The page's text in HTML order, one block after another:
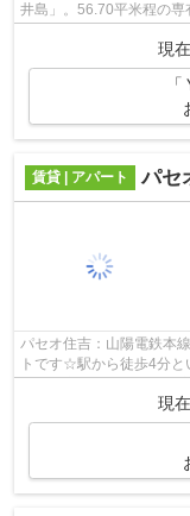
井島」。56.70平米程の
現
賃貸 | アパート パセ
パセオ住吉：山陽電鉄本
トです☆駅から徒歩4分
現